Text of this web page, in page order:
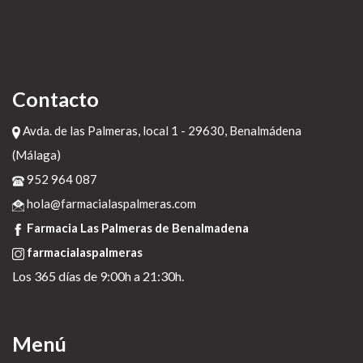
Careprost lumigan latisse original kaufen schweiz
Recurso
http://www.drsparodi.com/drsp-order-discount-prazosin-online.html
Contacto
Avda. de las Palmeras, local 1 - 29630, Benalmádena
(Málaga)
952 964 087
hola@farmacialaspalmeras.com
Farmacia Las Palmeras de Benalmadena
farmacialaspalmeras
Los 365 días de 9:00h a 21:30h.
Menú